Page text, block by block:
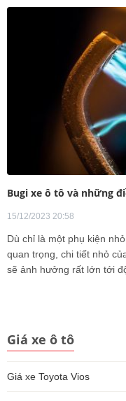
Bugi xe ô tô và những
15/12/2023 20:58
Dù chỉ là một phụ kiện
quan trọng, chi tiết nhỏ
sẽ ảnh hưởng rất lớn tới
Giá xe ô tô
Giá xe Toyota Vios